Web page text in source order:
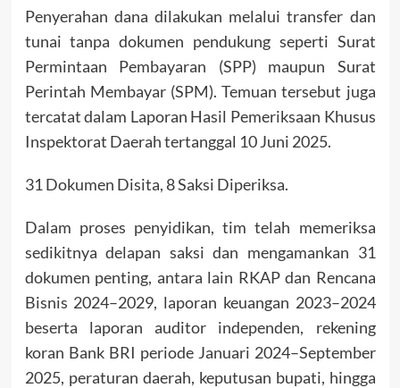
Penyerahan dana dilakukan melalui transfer dan
tunai tanpa dokumen pendukung seperti Surat
Permintaan Pembayaran (SPP) maupun Surat
Perintah Membayar (SPM). Temuan tersebut juga
tercatat dalam Laporan Hasil Pemeriksaan Khusus
Inspektorat Daerah tertanggal 10 Juni 2025.
31 Dokumen Disita, 8 Saksi Diperiksa.
Dalam proses penyidikan, tim telah memeriksa
sedikitnya delapan saksi dan mengamankan 31
dokumen penting, antara lain RKAP dan Rencana
Bisnis 2024–2029, laporan keuangan 2023–2024
beserta laporan auditor independen, rekening
koran Bank BRI periode Januari 2024–September
2025, peraturan daerah, keputusan bupati, hingga